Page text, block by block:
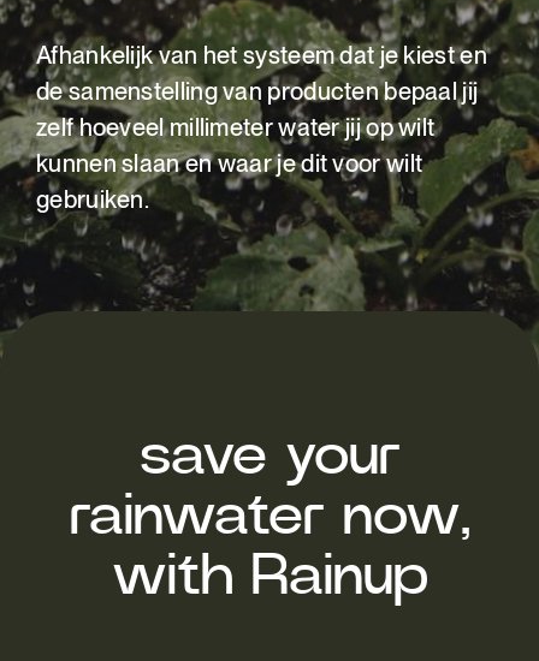
Afhankelijk van het systeem dat je kiest en
de samenstelling van producten bepaal jij
zelf hoeveel millimeter water jij op wilt
kunnen slaan en waar je dit voor wilt
gebruiken.
save your
rainwater now,
with Rainup